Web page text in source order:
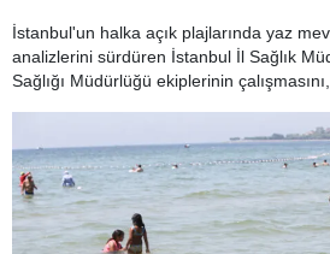
İstanbul'un halka açık plajlarında yaz
analizlerini sürdüren İstanbul İl Sağlık
Sağlığı Müdürlüğü ekiplerinin